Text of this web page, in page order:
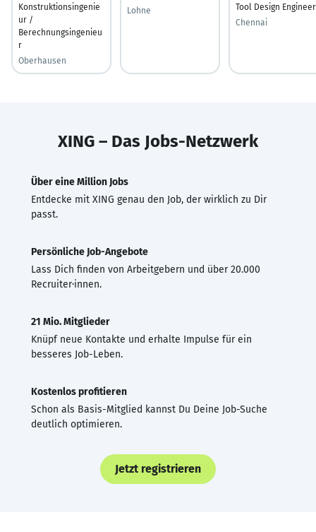
Konstruktionsingenie
ur /
Berechnungsingenieu
r
Oberhausen
Lohne
Tool Design Engineer
Chennai
XING – Das Jobs-Netzwerk
Über eine Million Jobs
Entdecke mit XING genau den Job, der wirklich zu Dir
passt.
Persönliche Job-Angebote
Lass Dich finden von Arbeitgebern und über 20.000
Recruiter·innen.
21 Mio. Mitglieder
Knüpf neue Kontakte und erhalte Impulse für ein
besseres Job-Leben.
Kostenlos profitieren
Schon als Basis-Mitglied kannst Du Deine Job-Suche
deutlich optimieren.
Jetzt registrieren